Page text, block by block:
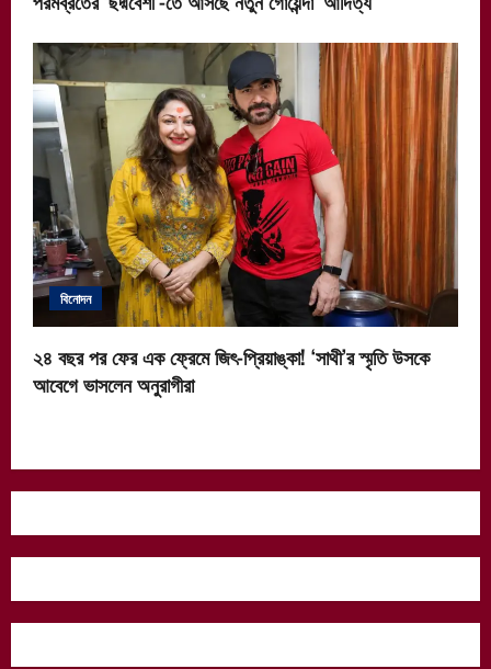
বিনোদন
২৪ বছর পর ফের এক ফ্রেমে জিৎ-প্রিয়াঙ্কা! ‘সাথী’র স্মৃতি উসকে
আবেগে ভাসলেন অনুরাগীরা